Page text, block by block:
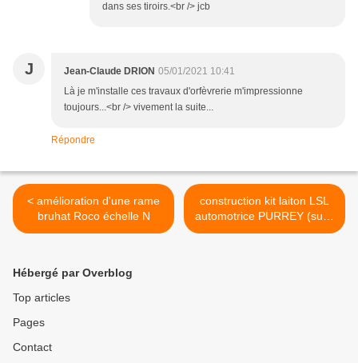
dans ses tiroirs.<br /> jcb
J Jean-Claude DRION 05/01/2021 10:41
Là je m'installe ces travaux d'orfèvrerie m'impressionne
toujours...<br /> vivement la suite...
Répondre
< amélioration d'une rame
bruhat Roco échelle N
construction kit laiton LSL
automotrice PURREY (suite
1) >
Hébergé par Overblog
Top articles
Pages
Contact